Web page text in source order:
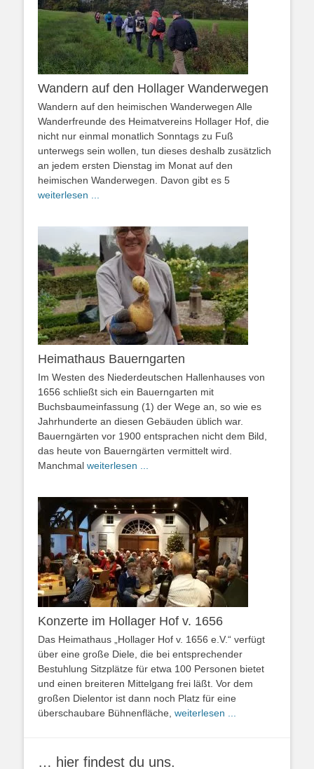
Wandern auf den Hollager Wanderwegen
Wandern auf den heimischen Wanderwegen Alle
Wanderfreunde des Heimatvereins Hollager Hof, die
nicht nur einmal monatlich Sonntags zu Fuß
unterwegs sein wollen, tun dieses deshalb zusätzlich
an jedem ersten Dienstag im Monat auf den
heimischen Wanderwegen. Davon gibt es 5
weiterlesen ...
Heimathaus Bauerngarten
Im Westen des Niederdeutschen Hallenhauses von
1656 schließt sich ein Bauerngarten mit
Buchsbaumeinfassung (1) der Wege an, so wie es
Jahrhunderte an diesen Gebäuden üblich war.
Bauerngärten vor 1900 entsprachen nicht dem Bild,
das heute von Bauerngärten vermittelt wird.
Manchmal weiterlesen ...
Konzerte im Hollager Hof v. 1656
Das Heimathaus „Hollager Hof v. 1656 e.V.“ verfügt
über eine große Diele, die bei entsprechender
Bestuhlung Sitzplätze für etwa 100 Personen bietet
und einen breiteren Mittelgang frei läßt. Vor dem
großen Dielentor ist dann noch Platz für eine
überschaubare Bühnenfläche, weiterlesen ...
… hier findest du uns.